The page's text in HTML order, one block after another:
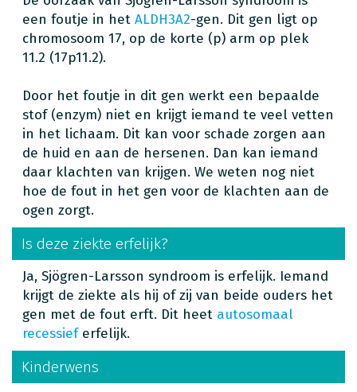
een foutje in het ALDH3A2-gen. Dit gen ligt op
chromosoom 17, op de korte (p) arm op plek
11.2 (17p11.2).
Door het foutje in dit gen werkt een bepaalde
stof (enzym) niet en krijgt iemand te veel vetten
in het lichaam. Dit kan voor schade zorgen aan
de huid en aan de hersenen. Dan kan iemand
daar klachten van krijgen. We weten nog niet
hoe de fout in het gen voor de klachten aan de
ogen zorgt.
Is deze ziekte erfelijk?
Ja, Sjögren-Larsson syndroom is erfelijk. Iemand
krijgt de ziekte als hij of zij van beide ouders het
gen met de fout erft. Dit heet autosomaal
recessieferfelijk.
Kinderwens